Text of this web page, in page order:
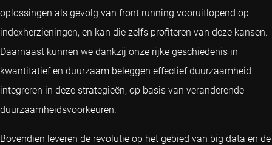
oplossingen als gevolg van front running vooruitlopend op
indexherzieningen, en kan die zelfs profiteren van deze kansen.
Daarnaast kunnen we dankzij onze rijke geschiedenis in
kwantitatief en duurzaam beleggen effectief duurzaamheid
integreren in deze strategieën, op basis van veranderende
duurzaamheidsvoorkeuren.
Bovendien leveren de revolutie op het gebied van big data en de